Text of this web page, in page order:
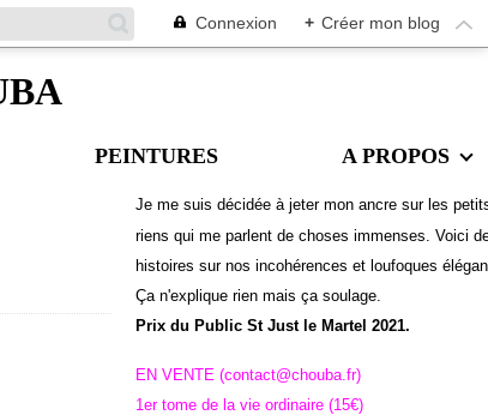
Connexion + Créer mon blog
PEINTURES
A PROPOS
Je me suis décidée à jeter mon ancre sur les
riens qui me parlent de choses immenses. Voici
histoires sur nos incohérences et loufoques
Ça n'explique rien mais ça soulage.
Prix du Public St Just le Martel 2021.
EN VENTE (contact@chouba.fr)
1er tome de la vie ordinaire (15€)